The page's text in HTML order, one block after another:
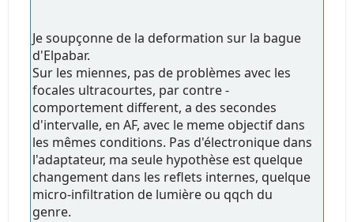
Je soupçonne de la deformation sur la bague
d'Elpabar.
Sur les miennes, pas de problèmes avec les
focales ultracourtes, par contre -
comportement different, a des secondes
d'intervalle, en AF, avec le meme objectif dans
les mêmes conditions. Pas d'électronique dans
l'adaptateur, ma seule hypothèse est quelque
changement dans les reflets internes, quelque
micro-infiltration de lumière ou qqch du
genre.